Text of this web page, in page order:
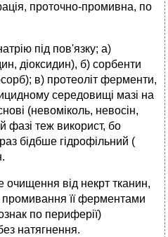
проточно-промивна, по
під пов'язку; а)
діоксидин), б) сорбенти
в) протеоліт ферменти,
середовищі мазі на
(невоміколь, невосін,
фазі теж використ, бо
бідбше гідрофільний (
очищення від некрт тканин,
її ферментами
по периферії)
натягнення.